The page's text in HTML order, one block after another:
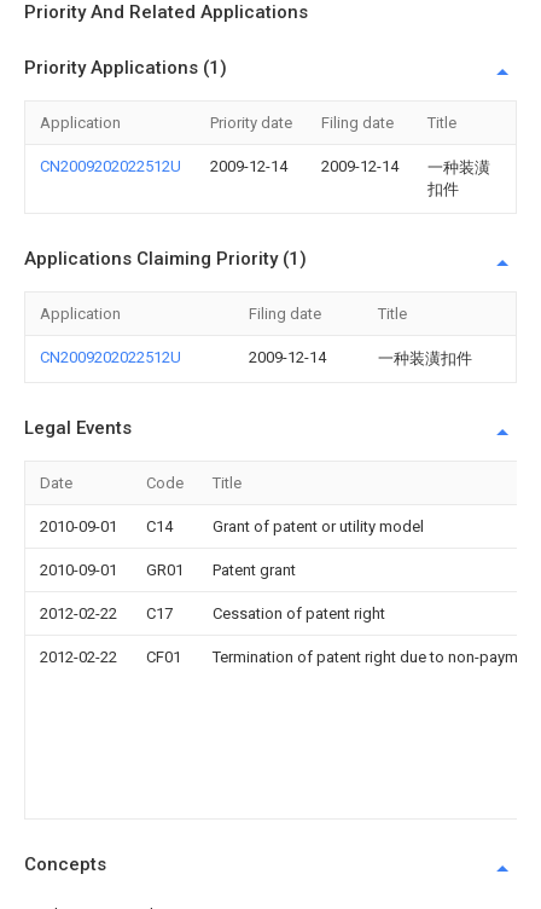
Priority And Related Applications
Priority Applications (1)
Application Priority date Filing date Title
CN2009202022512U 2009-12-14 2009-12-14
一种装潢
扣件
Applications Claiming Priority (1)
Application Filing date Title
CN2009202022512U 2009-12-14 一种装潢扣件
Legal Events
Date Code Title
2010-09-01 C14 Grant of patent or utility model
2010-09-01 GR01 Patent grant
2012-02-22 C17 Cessation of patent right
2012-02-22 CF01 Termination of patent right due to non-
Concepts